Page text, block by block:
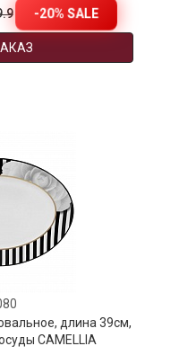
-20% SALE
длина 39см,
CAMELLIA